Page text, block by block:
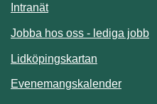
IntranätLänk till annan
Jobba hos oss - lediga jobb
Lidköpingskartan
EvenemangskalenderLänk